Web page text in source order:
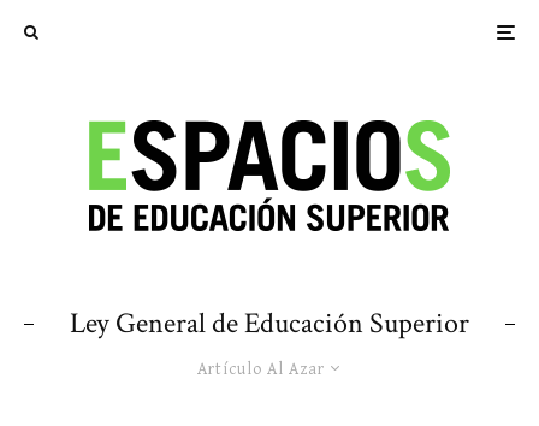
Ley General de Educación Superior
Artículo Al Azar